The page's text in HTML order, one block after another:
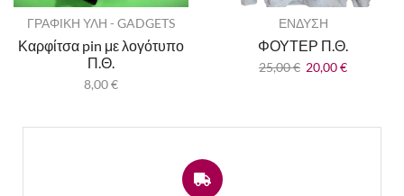
ΓΡΑΦΙΚΗ ΥΛΗ - GADGETS
Καρφίτσα pin με λογότυπο
Π.Θ.
8,00€
ΕΝΔΥΣΗ
ΦΟΥΤΕΡ Π.Θ.
25,00€ 20,00€